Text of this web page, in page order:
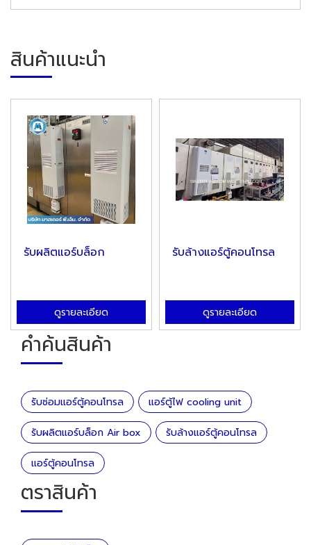
สินค้าแนะนำ
รับผลิตแอร์บล็อก
ดูรายละเอียด
รับล้างแอร์ตู้คอนโทรล
ดูรายละเอียด
คำค้นสินค้า
รับซ่อมแอร์ตู้คอนโทรล แอร์ตู้ไฟ cooling unit
รับผลิตแอร์บล็อก Air box รับล้างแอร์ตู้คอนโทรล
แอร์ตู้คอนโทรล
ตราสินค้า